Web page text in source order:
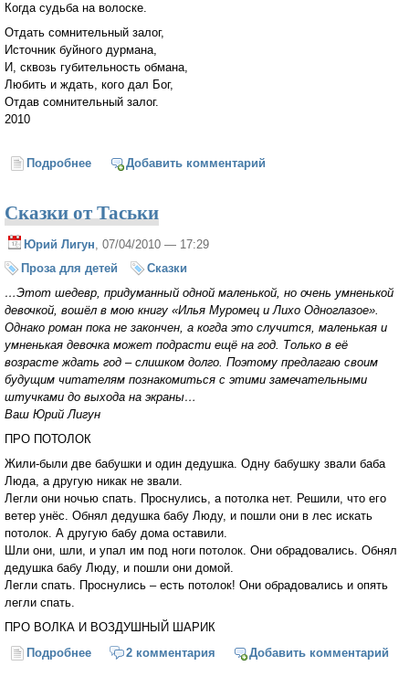
Когда судьба на волоске.
Отдать сомнительный залог,
Источник буйного дурмана,
И, сквозь губительность обмана,
Любить и ждать, кого дал Бог,
Отдав сомнительный залог.
2010
Подробнее о ЗалогДобавить комментарий
Сказки от Таськи
Юрий Лигун , 07/04/2010 — 17:29
Проза для детей
Сказки
…Этот шедевр, придуманный одной маленькой, но очень умненькой
девочкой, вошёл в мою книгу «Илья Муромец и Лихо Одноглазое».
Однако роман пока не закончен, а когда это случится, маленькая и
умненькая девочка может подрасти ещё на год. Только в её
возрасте ждать год – слишком долго. Поэтому предлагаю своим
будущим читателям познакомиться с этими замечательными
штучками до выхода на экраны…
Ваш Юрий Лигун
ПРО ПОТОЛОК
Жили-были две бабушки и один дедушка. Одну бабушку звали баба
Люда, а другую никак не звали.
Легли они ночью спать. Проснулись, а потолка нет. Решили, что его
ветер унёс. Обнял дедушка бабу Люду, и пошли они в лес искать
потолок. А другую бабу дома оставили.
Шли они, шли, и упал им под ноги потолок. Они обрадовались. Обнял
дедушка бабу Люду, и пошли они домой.
Легли спать. Проснулись – есть потолок! Они обрадовались и опять
легли спать.
ПРО ВОЛКА И ВОЗДУШНЫЙ ШАРИК
Подробнее о Сказки от Таськи
2 комментария Добавить комментарий